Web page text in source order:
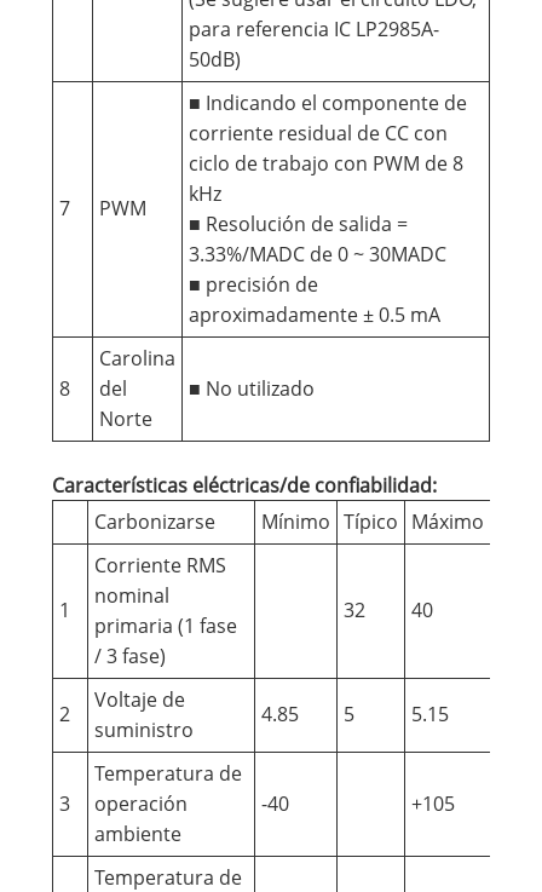
para referencia IC LP2985A-
50dB)
7 PWM
■ Indicando el componente de
corriente residual de CC con
ciclo de trabajo con PWM de 8
kHz
■ Resolución de salida =
3.33%/MADC de 0 ~ 30MADC
■ precisión de
aproximadamente ± 0.5 mA
8
Carolina
del
Norte
■ No utilizado
Características eléctricas/de confiabilidad:
Carbonizarse
Mínimo Típico Máximo
1
Corriente RMS
nominal
primaria (1 fase
/ 3 fase)
32 40
2
Voltaje de
suministro
4.85 5 5.15
3
Temperatura de
operación
ambiente
-40 +105
Temperatura de